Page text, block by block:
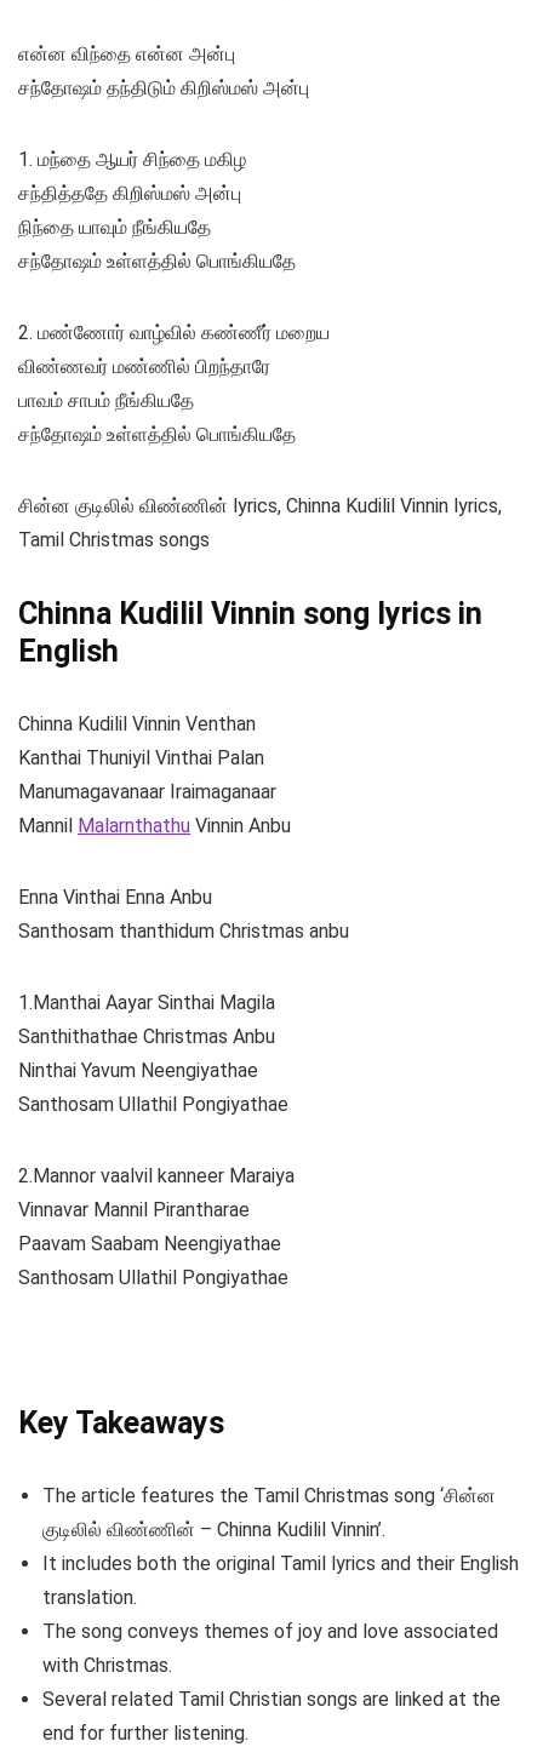
என்ன விந்தை என்ன அன்பு
சந்தோஷம் தந்திடும் கிறிஸ்மஸ் அன்பு
1. மந்தை ஆயர் சிந்தை மகிழ
சந்தித்ததே கிறிஸ்மஸ் அன்பு
நிந்தை யாவும் நீங்கியதே
சந்தோஷம் உள்ளத்தில் பொங்கியதே
2. மண்ணோர் வாழ்வில் கண்ணீர் மறைய
விண்ணவர் மண்ணில் பிறந்தாரே
பாவம் சாபம் நீங்கியதே
சந்தோஷம் உள்ளத்தில் பொங்கியதே
சின்ன குடிலில் விண்ணின் lyrics, Chinna Kudilil Vinnin lyrics,
Tamil Christmas songs
Chinna Kudilil Vinnin song lyrics in
English
Chinna Kudilil Vinnin Venthan
Kanthai Thuniyil Vinthai Palan
Manumagavanaar Iraimaganaar
Mannil Malarnthathu Vinnin Anbu
Enna Vinthai Enna Anbu
Santhosam thanthidum Christmas anbu
1.Manthai Aayar Sinthai Magila
Santhithathae Christmas Anbu
Ninthai Yavum Neengiyathae
Santhosam Ullathil Pongiyathae
2.Mannor vaalvil kanneer Maraiya
Vinnavar Mannil Pirantharae
Paavam Saabam Neengiyathae
Santhosam Ullathil Pongiyathae
Key Takeaways
The article features the Tamil Christmas song ‘சின்ன
குடிலில் விண்ணின் – Chinna Kudilil Vinnin’.
It includes both the original Tamil lyrics and their English
translation.
The song conveys themes of joy and love associated
with Christmas.
Several related Tamil Christian songs are linked at the
end for further listening.